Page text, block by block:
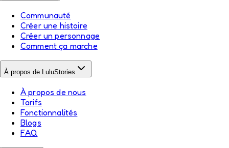
Communauté
Créer une histoire
Créer un personnage
Comment ça marche
À propos de LuluStories
À propos de nous
Tarifs
Fonctionnalités
Blogs
FAQ